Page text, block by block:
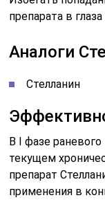
препарата в
Аналоги
Стелланин
В I фазе
текущем
препарат
применения в